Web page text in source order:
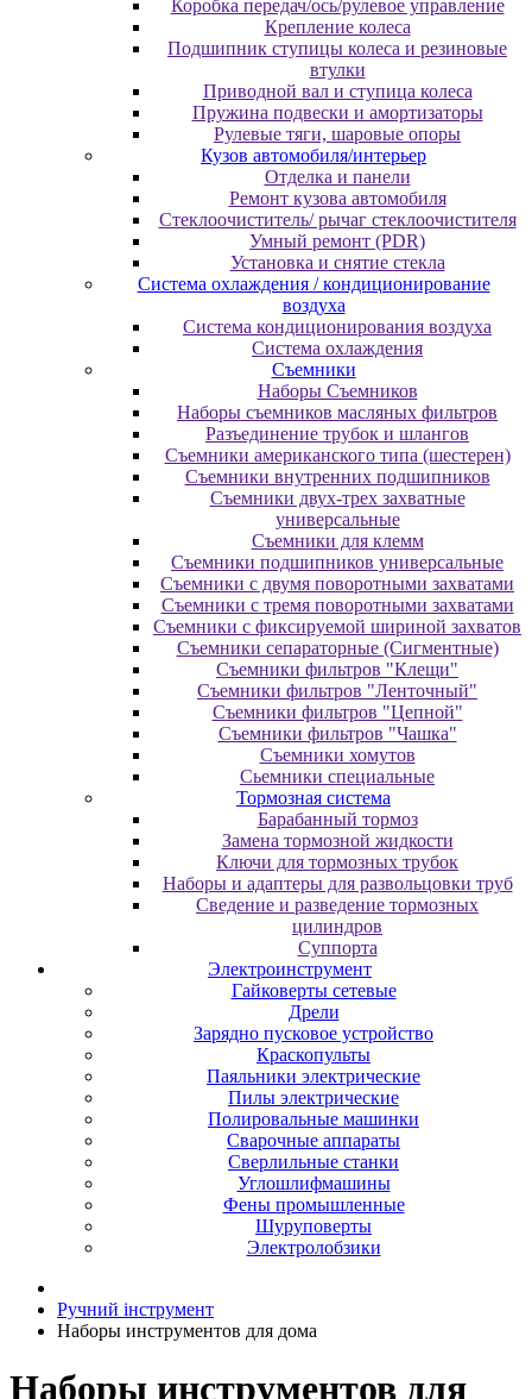
Коробка передач/ось/рулевое управление
Крепление колеса
Подшипник ступицы колеса и резиновые
втулки
Приводной вал и ступица колеса
Пружина подвески и амортизаторы
Рулевые тяги, шаровые опоры
Кузов автомобиля/интерьер
Отделка и панели
Ремонт кузова автомобиля
Стеклоочиститель/ рычаг стеклоочистителя
Умный ремонт (PDR)
Установка и снятие стекла
Система охлаждения / кондиционирование
воздуха
Система кондиционирования воздуха
Система охлаждения
Съемники
Наборы Съемников
Наборы съемников масляных фильтров
Разъединение трубок и шлангов
Съемники американского типа (шестерен)
Съемники внутренних подшипников
Съемники двух-трех захватные
универсальные
Съемники для клемм
Съемники подшипников универсальные
Съемники с двумя поворотными захватами
Съемники с тремя поворотными захватами
Съемники с фиксируемой шириной захватов
Съемники сепараторные (Сигментные)
Съемники фильтров "Клещи"
Съемники фильтров "Ленточный"
Съемники фильтров "Цепной"
Съемники фильтров "Чашка"
Съемники хомутов
Сьемники специальные
Тормозная система
Барабанный тормоз
Замена тормозной жидкости
Ключи для тормозных трубок
Наборы и адаптеры для развольцовки труб
Сведение и разведение тормозных
цилиндров
Суппорта
Электроинструмент
Гайковерты сетевые
Дрели
Зарядно пусковое устройство
Краскопульты
Паяльники электрические
Пилы электрические
Полировальные машинки
Сварочные аппараты
Сверлильные станки
Углошлифмашины
Фены промышленные
Шуруповерты
Электролобзики
Ручний інструмент
Наборы инструментов для дома
Наборы инструментов для